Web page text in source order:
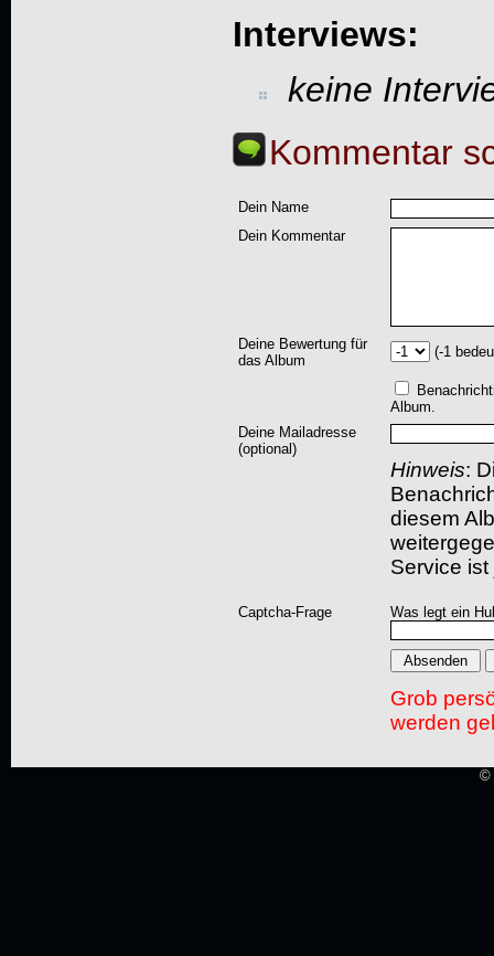
Interviews:
keine
Kommentar
Dein Name
Dein Kommentar
Deine Bewertung für
das Album
(-1
Album.
Deine Mailadresse
(optional)
Hinweis:
diesem
Service
Captcha-Frage Was legt ein
Grob
werden
©